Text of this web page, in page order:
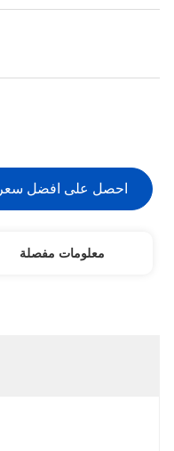
احصل على افضل سعر
معلومات مفصلة